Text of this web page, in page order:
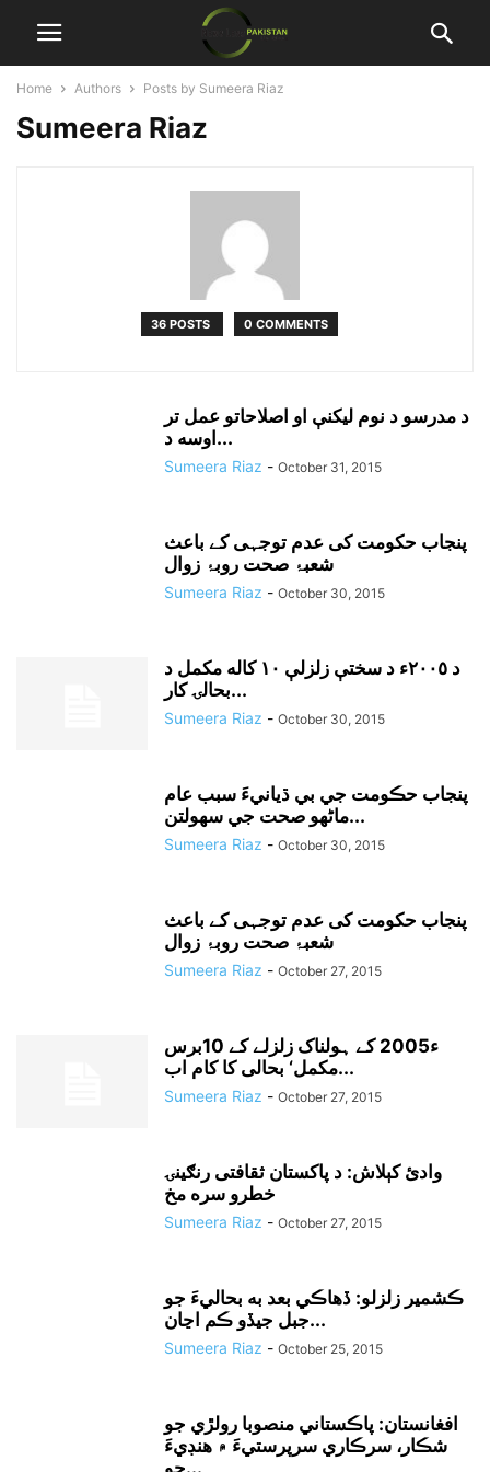
Home Authors Posts by Sumeera Riaz
Sumeera Riaz
36 POSTS 0 COMMENTS
د مدرسو د نوم ليکنې او اصلاحاتو عمل تر
اوسه د...
Sumeera Riaz - October 31, 2015
پنجاب حکومت کی عدم توجہی کے باعث
شعبۂ صحت روبۂ زوال
Sumeera Riaz - October 30, 2015
د ٢٠٠٥ء د سختې زلزلې ١٠ کاله مکمل د
بحالۍ کار...
Sumeera Riaz - October 30, 2015
پنجاب حڪومت جي بي ڌيانيءَ سبب عام
ماڻهو صحت جي سهولتن...
Sumeera Riaz - October 30, 2015
پنجاب حکومت کی عدم توجہی کے باعث
شعبۂ صحت روبۂ زوال
Sumeera Riaz - October 27, 2015
ء2005 کے ہولناک زلزلے کے 10برس
مکمل‘ بحالی کا کام اب...
Sumeera Riaz - October 27, 2015
وادئ کېلاش: د پاکستان ثقافتى رنګينۍ
خطرو سره مخ
Sumeera Riaz - October 27, 2015
ڪشمير زلزلو: ڏهاڪي بعد به بحاليءَ جو
جبل جيڏو ڪم اڃان...
Sumeera Riaz - October 25, 2015
افغانستان: پاڪستاني منصوبا رولڙي جو
شڪار، سرڪاري سرپرستيءَ ۾ هنڊيءَ
جو...